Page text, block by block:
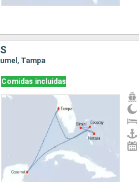
Tampa
Comidas incluidas